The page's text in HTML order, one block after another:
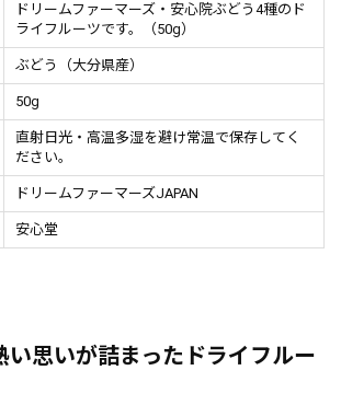
ドリームファーマーズ・安心院ぶどう4種のド
ライフルーツです。（50g）
ぶどう（大分県産）
50g
直射日光・高温多湿を避け常温で保存してく
ださい。
ドリームファーマーズJAPAN
安心堂
い思いが詰まったドライフルー